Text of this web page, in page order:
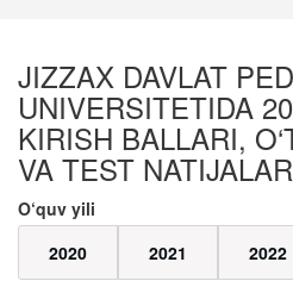
JIZZAX DAVLAT
UNIVERSITETIDA
KIRISH BALLARI,
VA TEST
O‘quv yili
2020
2021 2022